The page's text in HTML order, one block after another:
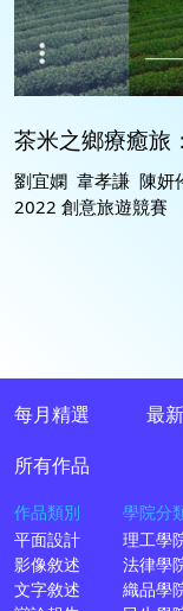
茶米之鄉療癒旅
劉宜嫻 韋孝謙 陳
2022 創意旅遊競賽
每月精選
所有作品
作品類別
平面設計
影像敘述
文字敘述
學院分
理工學
法律學
織品學
最